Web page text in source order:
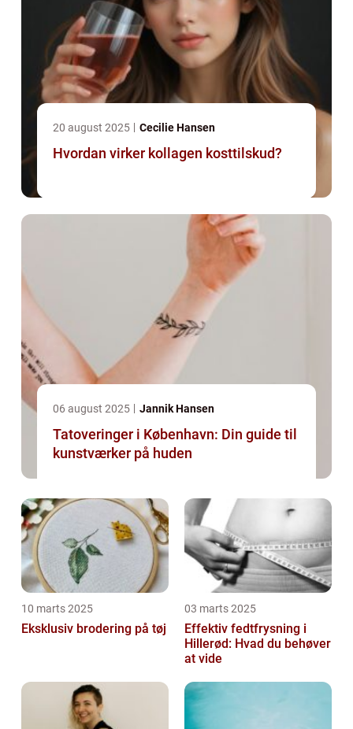
20 august 2025 Cecilie Hansen
Hvordan virker kollagen kosttilskud?
06 august 2025 Jannik Hansen
Tatoveringer i København: Din guide til
kunstværker på huden
10 marts 2025
Eksklusiv brodering på tøj
03 marts 2025
Effektiv fedtfrysning i
Hillerød: Hvad du behøver
at vide